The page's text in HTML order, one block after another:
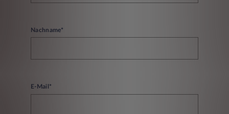
Nachname*
E-Mail*